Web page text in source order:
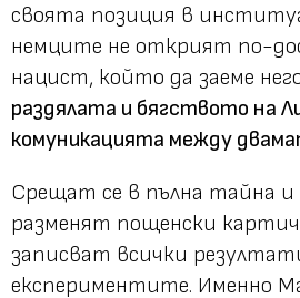
своята позиция в
немците не открият по-
нацист, който да заеме
раздялата и бягството на
комуникацията между
Срещат се в пълна тайна
разменят пощенски
записват всички
експериментите. Именно